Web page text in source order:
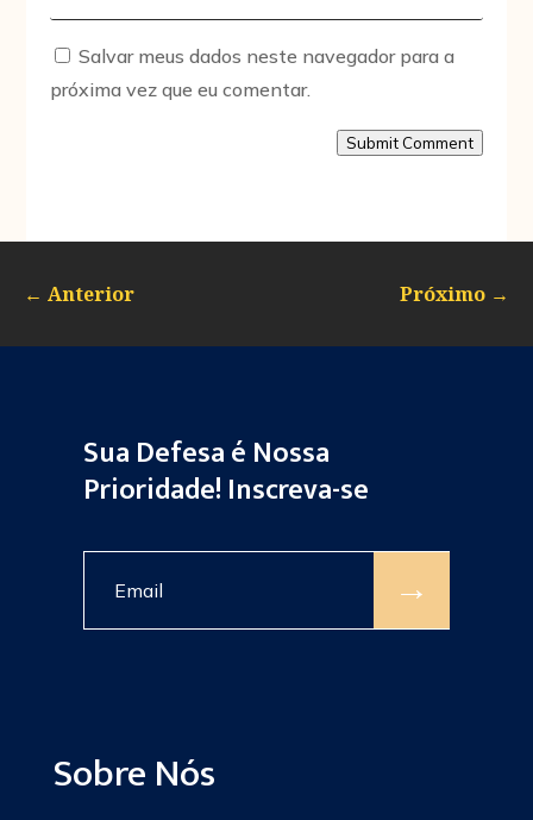
Salvar meus dados neste navegador para a
próxima vez que eu comentar.
Submit Comment
← Anterior Próximo →
Sua Defesa é Nossa
Prioridade! Inscreva-se
→
Sobre Nós